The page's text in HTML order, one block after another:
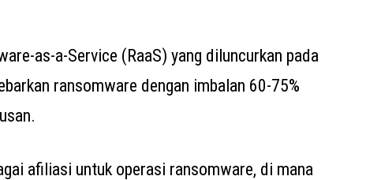
as-a-Service (RaaS) yang diluncurkan pada
ransomware dengan imbalan 60-75%
afiliasi untuk operasi ransomware, di mana